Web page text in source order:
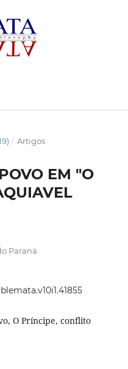
/ Artigos
EM "O
Paraná
O Príncipe, conflito